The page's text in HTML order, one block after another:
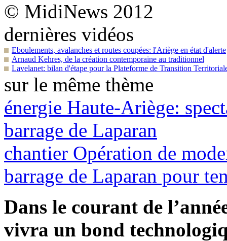
© MidiNews 2012
dernières vidéos
Eboulements, avalanches et routes coupées: l'Ariège en état d'alerte
Arnaud Kehres, de la création contemporaine au traditionnel
Lavelanet: bilan d'étape pour la Plateforme de Transition
sur le même thème
énergie Haute-Ariège:
barrage de Laparan
chantier Opération de
barrage de Laparan pour
Dans le courant de
vivra un bond